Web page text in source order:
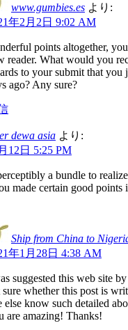
www.gumbies.es より:
年2月2日 9:02 AM
points altogether,
reader. What would you
to your submit that you
ago? Any sure?
dewa asia より:
12日 5:25 PM
a bundle to
made certain good points
Ship from China to
年1月28日 4:38 AM
suggested this web site
sure whether this post is
else know such detailed
are amazing! Thanks!